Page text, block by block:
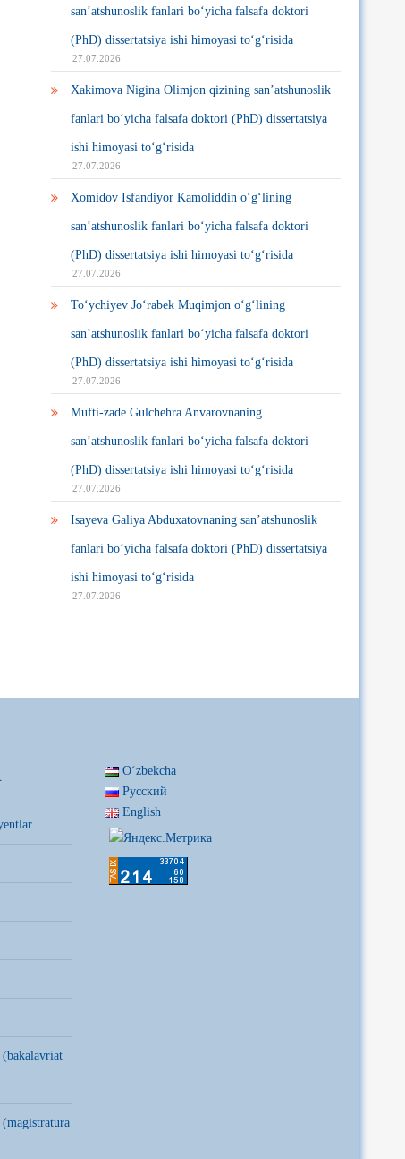
san’atshunoslik fanlari bo‘yicha falsafa doktori
(PhD) dissertatsiya ishi himoyasi to‘g‘risida
27.07.2026
Xakimova Nigina Olimjon qizining san’atshunoslik
fanlari bo‘yicha falsafa doktori (PhD) dissertatsiya
ishi himoyasi to‘g‘risida
27.07.2026
Xomidov Isfandiyor Kamoliddin o‘g‘lining
san’atshunoslik fanlari bo‘yicha falsafa doktori
(PhD) dissertatsiya ishi himoyasi to‘g‘risida
27.07.2026
To‘ychiyev Jo‘rabek Muqimjon o‘g‘lining
san’atshunoslik fanlari bo‘yicha falsafa doktori
(PhD) dissertatsiya ishi himoyasi to‘g‘risida
27.07.2026
Mufti-zade Gulchehra Anvarovnaning
san’atshunoslik fanlari bo‘yicha falsafa doktori
(PhD) dissertatsiya ishi himoyasi to‘g‘risida
27.07.2026
Isayeva Galiya Abduxatovnaning san’atshunoslik
fanlari bo‘yicha falsafa doktori (PhD) dissertatsiya
ishi himoyasi to‘g‘risida
27.07.2026
Oʻzbekcha
Русский
English